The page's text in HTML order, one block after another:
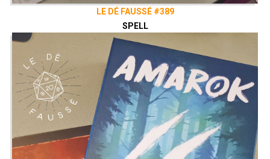
LE DÉ FAUSSÉ #389
SPELL